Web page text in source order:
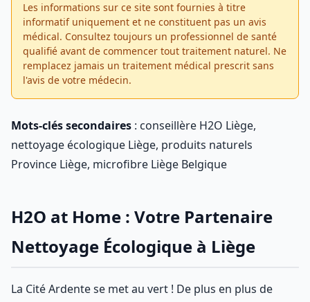
Les informations sur ce site sont fournies à titre
informatif uniquement et ne constituent pas un avis
médical. Consultez toujours un professionnel de santé
qualifié avant de commencer tout traitement naturel. Ne
remplacez jamais un traitement médical prescrit sans
l'avis de votre médecin.
Mots-clés secondaires : conseillère H2O Liège,
nettoyage écologique Liège, produits naturels
Province Liège, microfibre Liège Belgique
H2O at Home : Votre Partenaire
Nettoyage Écologique à Liège
La Cité Ardente se met au vert ! De plus en plus de